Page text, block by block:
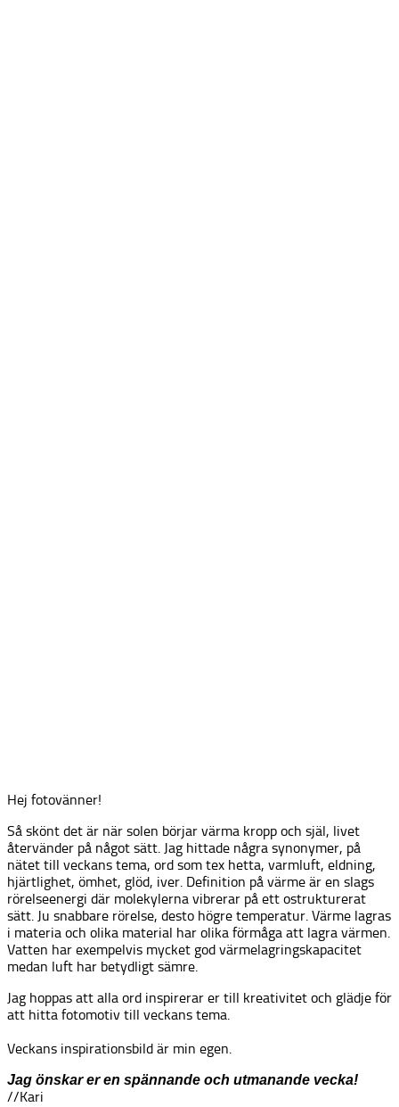
Hej fotovänner!
Så skönt det är när solen börjar värma kropp och själ, livet
återvänder på något sätt. Jag hittade några synonymer, på
nätet till veckans tema, ord som tex hetta, varmluft, eldning,
hjärtlighet, ömhet, glöd, iver. Definition på värme är en slags
rörelseenergi där molekylerna vibrerar på ett ostrukturerat
sätt. Ju snabbare rörelse, desto högre temperatur. Värme lagras
i materia och olika material har olika förmåga att lagra värmen.
Vatten har exempelvis mycket god värmelagringskapacitet
medan luft har betydligt sämre.
Jag hoppas att alla ord inspirerar er till kreativitet och glädje för
att hitta fotomotiv till veckans tema.
Veckans inspirationsbild är min egen.
Jag önskar er en spännande och utmanande vecka!
//Kari